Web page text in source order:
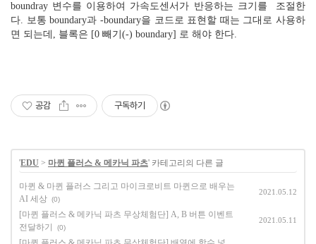
boundray 변수를 이용하여 가속도센서가 반응하는 크기를 조절한
다. 보통 boundary과 -boundary을 코드로 표현할 때는 그대로 사용하
면 되는데, 블록은 [0 빼기(-) boundary] 로 해야 한다.
공감 구독하기
'EDU > 마퀸 플러스 & 메카닉 파츠' 카테고리의 다른 글
마퀸 & 마퀸 플러스 그리고 마이크로비트 마퀸으로 배우는
AI 세상 (0)
2021.05.12
[마퀸 플러스 & 메카닉 파츠 무상체험단] A, B 버튼 이벤트
전달하기
(0)
2021.05.11